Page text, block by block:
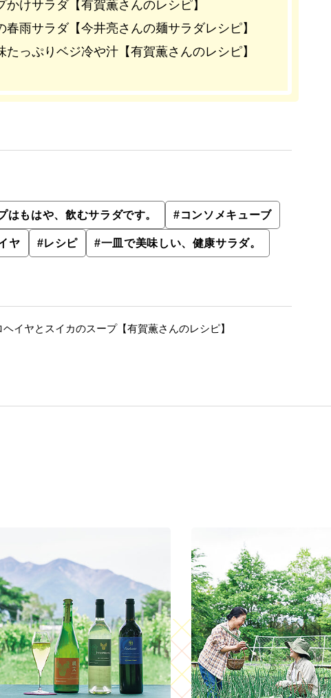
けサラダ【有賀薫さんのレシピ】
雨サラダ【今井亮さんの麺サラダレシピ】
っぷりベジ冷や汁【有賀薫さんのレシピ】
もはや、飲むサラダです。 #コンソメキューブ
ヤ #レシピ #一皿で美味しい、健康サラダ。
イヤとスイカのスープ【有賀薫さんのレシピ】